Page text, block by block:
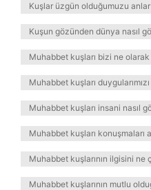
Kuşlar üzgün olduğumuzu anlar
Kuşun gözünden dünya nasıl
Muhabbet kuşları bizi ne
Muhabbet kuşları duygularımızı
Muhabbet kuşları insani nasıl
Muhabbet kuşları konuşmaları
Muhabbet kuşlarının ilgisini ne
Muhabbet kuşlarının mutlu